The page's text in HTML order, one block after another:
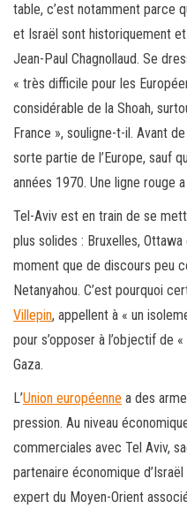
table, c’est notamment parce
et Israël sont historiquement
Jean-Paul Chagnollaud. Se
« très difficile pour les
considérable de la Shoah,
France », souligne-t-il. Avant
sorte partie de l’Europe, sauf
années 1970. Une ligne rouge
Tel-Aviv est en train de se
plus solides : Bruxelles,
moment que de discours peu
Netanyahou. C’est pourquoi
Villepin, appellent à « un
pour s’opposer à l’objectif de
Gaza.
L’Union européenne a des
pression. Au niveau
commerciales avec Tel Aviv,
partenaire économique
expert du Moyen-Orient